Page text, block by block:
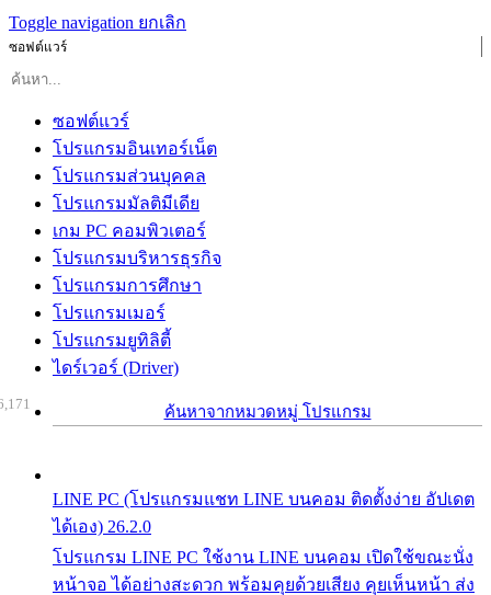
Toggle navigation ยกเลิก
ซอฟต์แวร์
ซอฟต์แวร์
โปรแกรมอินเทอร์เน็ต
โปรแกรมส่วนบุคคล
โปรแกรมมัลติมีเดีย
เกม PC คอมพิวเตอร์
โปรแกรมบริหารธุรกิจ
โปรแกรมการศึกษา
โปรแกรมเมอร์
โปรแกรมยูทิลิตี้
ไดร์เวอร์ (Driver)
ค้นหาจากหมวดหมู่ โปรแกรม
LINE PC (โปรแกรมแชท LINE บนคอม ติดตั้งง่าย อัปเดต
ได้เอง) 26.2.0
โปรแกรม LINE PC ใช้งาน LINE บนคอม เปิดใช้ขณะนั่ง
หน้าจอ ได้อย่างสะดวก พร้อมคุยด้วยเสียง คุยเห็นหน้า ส่ง